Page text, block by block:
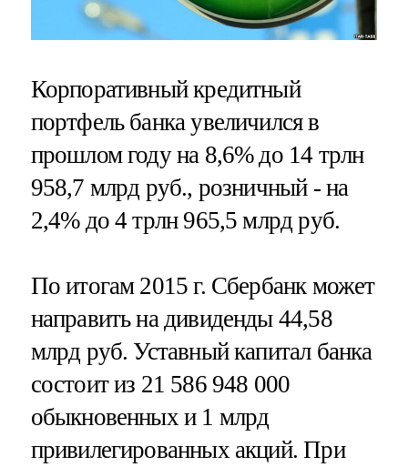
Корпоративный кредитный
портфель банка увеличился в
прошлом году на 8,6% до 14 трлн
958,7 млрд руб., розничный - на
2,4% до 4 трлн 965,5 млрд руб.
По итогам 2015 г. Сбербанк может
направить на дивиденды 44,58
млрд руб. Уставный капитал банка
состоит из 21 586 948 000
обыкновенных и 1 млрд
привилегированных акций. При